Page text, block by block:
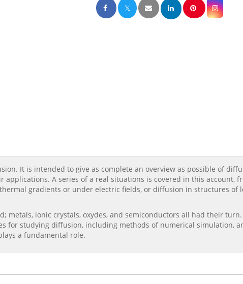
It is intended to give as complete an overview as possible of
A series of a real situations is covered in this account,
gradients or under electric fields, or diffusion in structures of
metals, ionic crystals, oxydes, and semiconductors all had their
for studying diffusion, including methods of numerical simulation,
a fundamental role.